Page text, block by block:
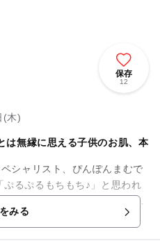
保存
12
(木)
は無縁に思える子供のお肌、本
シャリスト、ぴんぽんまむで
せも ●乳児湿疹
みる